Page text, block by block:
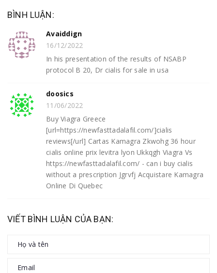
BÌNH LUẬN:
Avaiddign
16/12/2022
In his presentation of the results of NSABP
protocol B 20, Dr cialis for sale in usa
doosics
11/06/2022
Buy Viagra Greece
[url=https://newfasttadalafil.com/]cialis
reviews[/url] Cartas Kamagra Zkwohg 36 hour
cialis online prix levitra lyon Ukkqgh Viagra Vs
https://newfasttadalafil.com/ - can i buy cialis
without a prescription Jgrvfj Acquistare Kamagra
Online Di Quebec
VIẾT BÌNH LUẬN CỦA BẠN: